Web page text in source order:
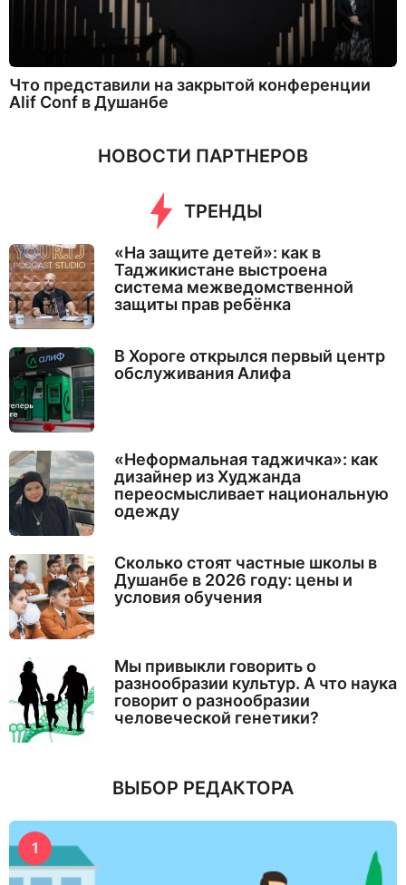
Что представили на закрытой конференции
Alif Conf в Душанбе
НОВОСТИ ПАРТНЕРОВ
ТРЕНДЫ
«На защите детей»: как в
Таджикистане выстроена
система межведомственной
защиты прав ребёнка
В Хороге открылся первый центр
обслуживания Алифа
«Неформальная таджичка»: как
дизайнер из Худжанда
переосмысливает национальную
одежду
Сколько стоят частные школы в
Душанбе в 2026 году: цены и
условия обучения
Мы привыкли говорить о
разнообразии культур. А что наука
говорит о разнообразии
человеческой генетики?
ВЫБОР РЕДАКТОРА
1